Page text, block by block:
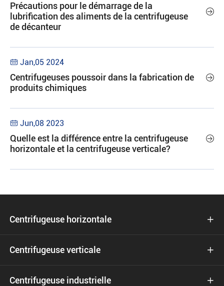
Précautions pour le démarrage de la
lubrification des aliments de la centrifugeuse
de décanteur

 Jan,05 2024
Centrifugeuses poussoir dans la fabrication de
produits chimiques

 Jun,08 2023
Quelle est la différence entre la centrifugeuse
horizontale et la centrifugeuse verticale?

Centrifugeuse horizontale 
Centrifugeuse verticale 
Centrifugeuse industrielle 